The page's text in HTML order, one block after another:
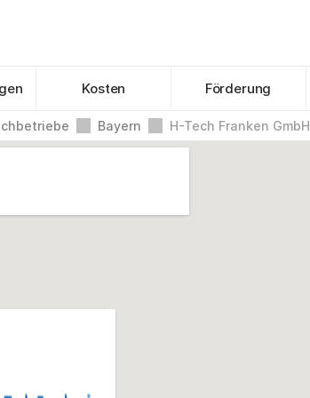
Kosten Förderung
Bayern H-Tech Franken GmbH